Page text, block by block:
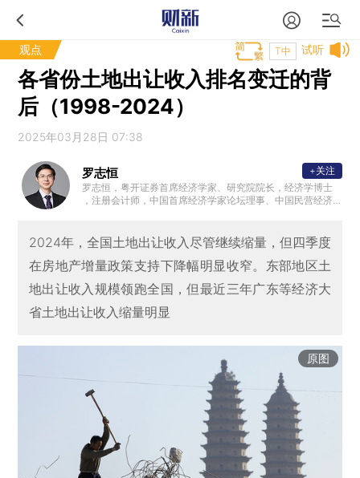
观点 试听
T中
各省份土地出让收入排名变迁的背
后（1998-2024）
2025年03月28日 07:38
罗志恒
罗志恒，粤开证券首席经济学家、研究院院长，经济学博士
，注册会计师，中国首席经济学家论坛理事、中国民营经济
分析师。2023年7月受邀参加总理主持的经济形势专家座谈
会并做发言。主要研究方向：宏观经济、财政理论与政策。
+关注
2024年，全国土地出让收入尽管继续缩量，但四季度
在房地产增量政策支持下降幅明显收窄。东部地区土
地出让收入规模领跑全国，但最近三年广东等经济大
省土地出让收入缩量明显
原图